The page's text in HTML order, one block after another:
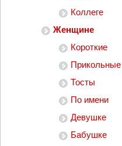
Коллеге
Женщине
Короткие
Прикольные
Тосты
По имени
Девушке
Бабушке